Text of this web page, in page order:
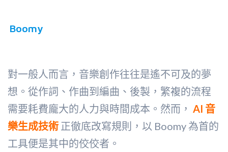
Boomy
對一般人而言，音樂創作往往是遙不可及的夢
想。從作詞、作曲到編曲、後製，繁複的流程
需要耗費龐大的人力與時間成本。然而， AI 音
樂生成技術 正徹底改寫規則，以 Boomy 為首的
工具便是其中的佼佼者。